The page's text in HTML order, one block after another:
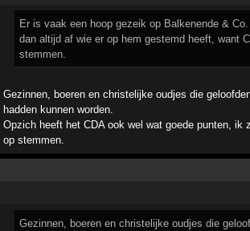
Er is vaak een hoop gezeik op Balkenende &
dan altijd af wie er op hem gestemd heeft, want
stemmen.
Gezinnen, boeren en christelijke oudjes die
hadden kunnen worden.
Opzich heeft het CDA ook wel wat goede punten, ik
op stemmen.
Gezinnen, boeren en christelijke oudjes die